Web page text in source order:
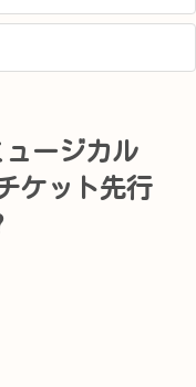
ージカル
ケット先行